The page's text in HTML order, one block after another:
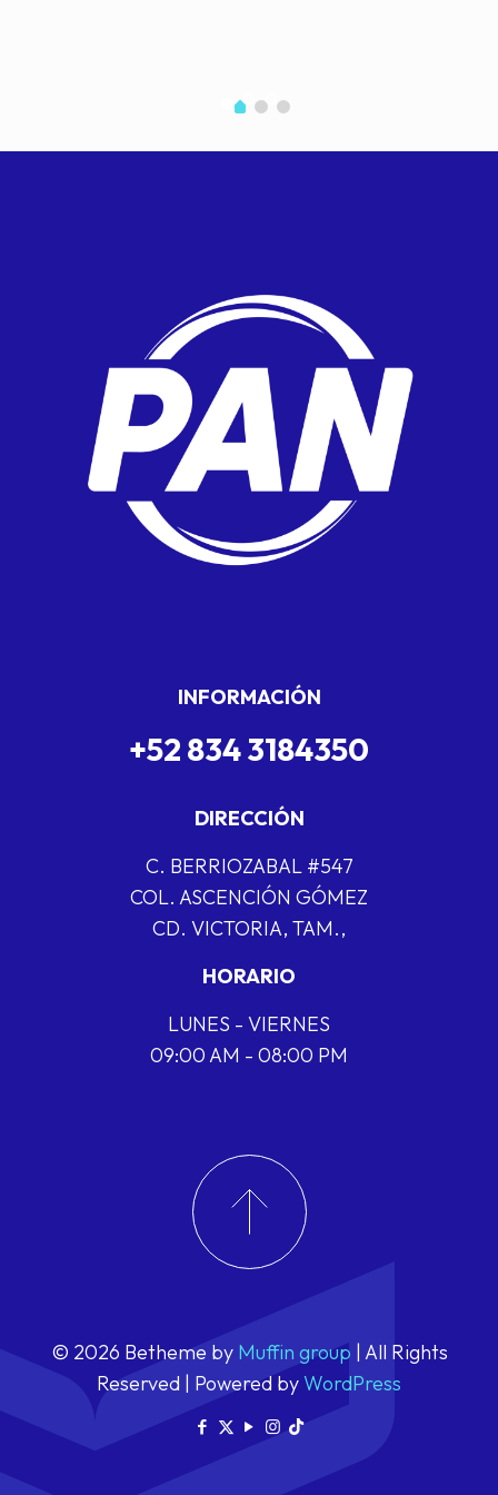
INFORMACIÓN
+52 834 3184350
DIRECCIÓN
C. BERRIOZABAL #547
COL. ASCENCIÓN GÓMEZ
CD. VICTORIA, TAM.,
HORARIO
LUNES - VIERNES
09:00 AM - 08:00 PM
© 2026 Betheme by Muffin group | All Rights
Reserved | Powered byWordPress